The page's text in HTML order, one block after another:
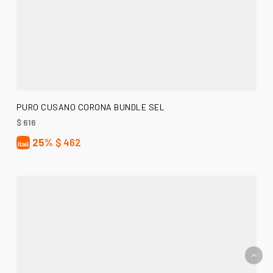
AÑADIR AL CARRITO
PURO CUSANO CORONA BUNDLE SEL
$616
25% $ 462